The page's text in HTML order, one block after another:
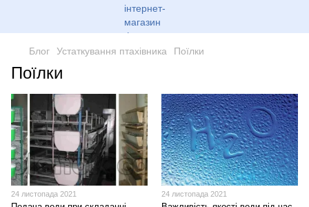
Блог Устаткування птахівника Поїлки
Поїлки
24 листопада 2021 24 листопада 2021